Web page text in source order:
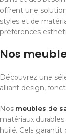
offrent une
styles et de
préférences
Nos
Découvrez une
alliant design,
Nos meubles de
matériaux
huilé. Cela